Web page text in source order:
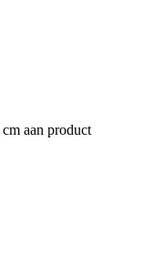
aan product